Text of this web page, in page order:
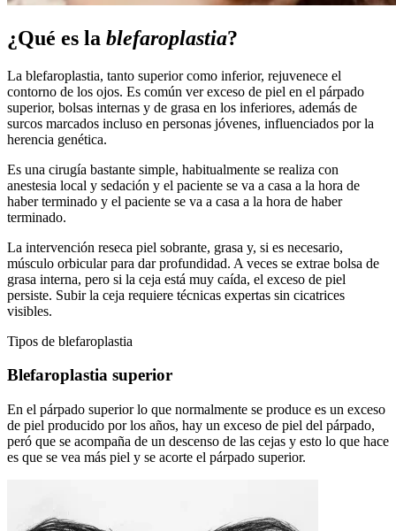
¿Qué es la blefaroplastia?
La blefaroplastia, tanto superior como inferior, rejuvenece el
contorno de los ojos. Es común ver exceso de piel en el párpado
superior, bolsas internas y de grasa en los inferiores, además de
surcos marcados incluso en personas jóvenes, influenciados por la
herencia genética.
Es una cirugía bastante simple, habitualmente se realiza con
anestesia local y sedación y el paciente se va a casa a la hora de
haber terminado y el paciente se va a casa a la hora de haber
terminado.
La intervención reseca piel sobrante, grasa y, si es necesario,
músculo orbicular para dar profundidad. A veces se extrae bolsa de
grasa interna, pero si la ceja está muy caída, el exceso de piel
persiste. Subir la ceja requiere técnicas expertas sin cicatrices
visibles.
Tipos de blefaroplastia
Blefaroplastia superior
En el párpado superior lo que normalmente se produce es un exceso
de piel producido por los años, hay un exceso de piel del párpado,
peró que se acompaña de un descenso de las cejas y esto lo que hace
es que se vea más piel y se acorte el párpado superior.